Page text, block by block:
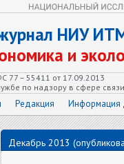
НИУ
и
77 – 55411 от 17.09.2013
по надзору в сфере
Редакция Информация
Декабрь 2013